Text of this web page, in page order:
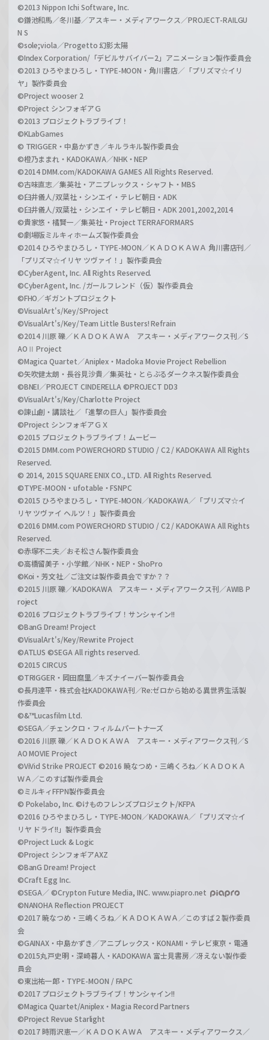
©2013 Nippon Ichi Software, Inc.
©鎌池和馬／冬川基／アスキー・メディアワークス／PROJECT-RAILGU
N S
©sole;viola／Progetto 幻影太陽
©Index Corporation/「デビルサバイバー2」アニメーション製作委員会
©2013 ひろやまひろし・TYPE-MOON・角川書店／「プリズマ☆イリ
ヤ」製作委員会
©Project wooser 2
©Project シンフォギアＧ
©2013 プロジェクトラブライブ！
©KLabGames
© TRIGGER・中島かずき／キルラキル製作委員会
©橙乃ままれ・KADOKAWA／NHK・NEP
©2014 DMM.com/KADOKAWA GAMES All Rights Reserved.
©古味直志／集英社・アニプレックス・シャフト・MBS
©臼井儀人/双葉社・シンエイ・テレビ朝日・ADK
©臼井儀人/双葉社・シンエイ・テレビ朝日・ADK 2001,2002,2014
©貴家悠・橘賢一／集英社・Project TERRAFORMARS
©劇場版ミルキィホームズ製作委員会
©2014 ひろやまひろし・TYPE-MOON／ＫＡＤＯＫＡＷＡ 角川書店刊／
「プリズマ☆イリヤ ツヴァイ！」製作委員会
©CyberAgent, Inc. All Rights Reserved.
©CyberAgent, Inc. /ガールフレンド（仮）製作委員会
©FHO／ギガントプロジェクト
©VisualArt's/Key/SProject
©VisualArt's/Key/Team Little Busters! Refrain
©2014 川原 礫／ＫＡＤＯＫＡＷＡ アスキー・メディアワークス刊／S
AOⅡ Project
©Magica Quartet／Aniplex・Madoka Movie Project Rebellion
©矢吹健太朗・長谷見沙貴／集英社・とらぶるダークネス製作委員会
©BNEI／PROJECT CINDERELLA ©PROJECT DD3
©VisualArt's/Key/Charlotte Project
©諫山創・講談社／「進撃の巨人」製作委員会
©Project シンフォギアＧＸ
©2015 プロジェクトラブライブ！ムービー
©2015 DMM.com POWERCHORD STUDIO / C2 / KADOKAWA All Rights
Reserved.
© 2014, 2015 SQUARE ENIX CO., LTD. All Rights Reserved.
©TYPE-MOON・ufotable・FSNPC
©2015 ひろやまひろし・TYPE-MOON／KADOKAWA／「プリズマ☆イ
リヤ ツヴァイ ヘルツ！」製作委員会
©2016 DMM.com POWERCHORD STUDIO / C2 / KADOKAWA All Rights
Reserved.
©赤塚不二夫／おそ松さん製作委員会
©高橋留美子・小学館／NHK・NEP・ShoPro
©Koi・芳文社／ご注文は製作委員会ですか？？
©2015 川原 礫／KADOKAWA アスキー・メディアワークス刊／AWIB P
roject
©2016 プロジェクトラブライブ！サンシャイン!!
©BanG Dream! Project
©VisualArt's/Key/Rewrite Project
©ATLUS ©SEGA All rights reserved.
©2015 CIRCUS
©TRIGGER・岡田麿里／キズナイーバー製作委員会
©長月達平・株式会社KADOKAWA刊／Re:ゼロから始める異世界生活製
作委員会
©&™Lucasfilm Ltd.
©SEGA／チェンクロ・フィルムパートナーズ
©2016 川原 礫／ＫＡＤＯＫＡＷＡ アスキー・メディアワークス刊／S
AO MOVIE Project
©ViVid Strike PROJECT ©2016 暁なつめ・三嶋くろね／ＫＡＤＯＫＡ
ＷＡ／このすば製作委員会
©ミルキィFFPN製作委員会
© Pokelabo, Inc. ©けものフレンズプロジェクト/KFPA
©2016 ひろやまひろし・TYPE-MOON／KADOKAWA／「プリズマ☆イ
リヤ ドライ!!」製作委員会
©Project Luck & Logic
©Project シンフォギアAXZ
©BanG Dream! Project
©Craft Egg Inc.
©SEGA／ ©Crypton Future Media, INC. www.piapro.net
©NANOHA Reflection PROJECT
©2017 暁なつめ・三嶋くろね／ＫＡＤＯＫＡＷＡ／このすば２製作委員
会
©GAINAX・中島かずき／アニプレックス・KONAMI・テレビ東京・電通
©2015丸戸史明・深崎暮人・KADOKAWA 富士見書房／冴えない製作委
員会
©東出祐一郎・TYPE-MOON / FAPC
©2017 プロジェクトラブライブ！サンシャイン!!
©Magica Quartet/Aniplex・Magia Record Partners
©Project Revue Starlight
©2017 時雨沢恵一／ＫＡＤＯＫＡＷＡ アスキー・メディアワークス／